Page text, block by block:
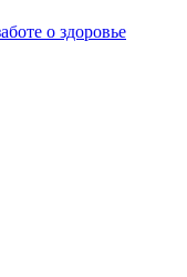
о здоровье